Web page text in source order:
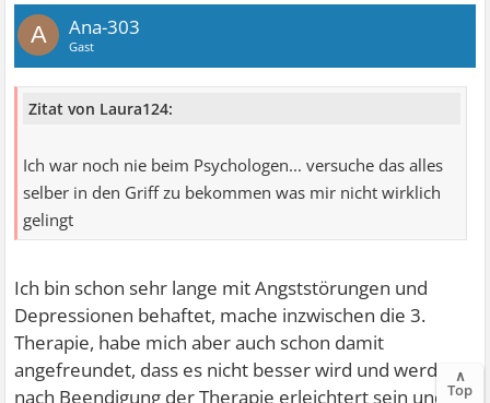
A Ana-303
Gast
Zitat von Laura124:
Ich war noch nie beim Psychologen... versuche das alles
selber in den Griff zu bekommen was mir nicht wirklich
gelingt
Ich bin schon sehr lange mit Angststörungen und
Depressionen behaftet, mache inzwischen die 3.
Therapie, habe mich aber auch schon damit
angefreundet, dass es nicht besser wird und werde
nach Beendigung der Therapie erleichtert sein und
∧
Top